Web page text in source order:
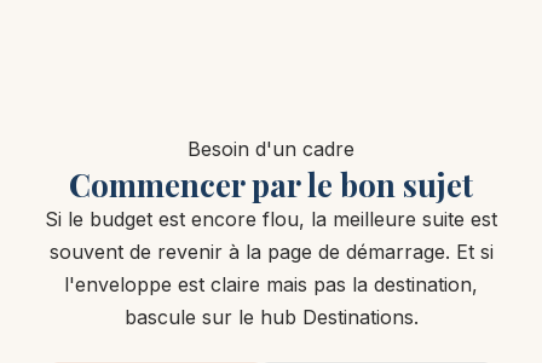
Besoin d'un cadre
Commencer par le bon sujet
Si le budget est encore flou, la meilleure suite est
souvent de revenir à la page de démarrage. Et si
l'enveloppe est claire mais pas la destination,
bascule sur le hub Destinations.